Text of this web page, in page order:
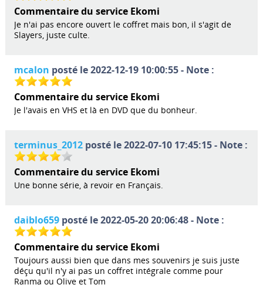
Commentaire du service Ekomi
Je n'ai pas encore ouvert le coffret mais bon, il s'agit de
Slayers, juste culte.
mcalon posté le 2022-12-19 10:00:55 - Note :
Commentaire du service Ekomi
Je l'avais en VHS et là en DVD que du bonheur.
terminus_2012posté le 2022-07-10 17:45:15 - Note :
Commentaire du service Ekomi
Une bonne série, à revoir en Français.
daiblo659posté le 2022-05-20 20:06:48 - Note :
Commentaire du service Ekomi
Toujours aussi bien que dans mes souvenirs je suis juste
déçu qu'il n'y ai pas un coffret intégrale comme pour
Ranma ou Olive et Tom